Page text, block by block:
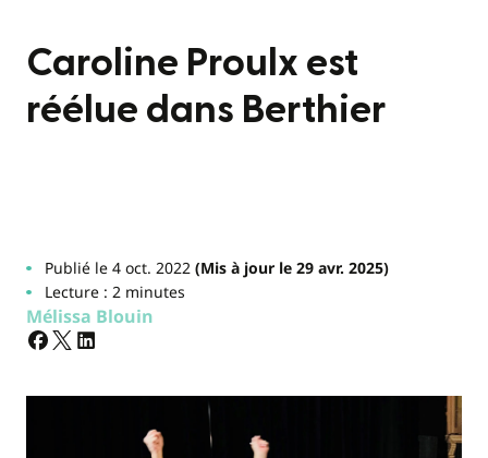
Caroline Proulx est
réélue dans Berthier
Publié le 4 oct. 2022(Mis à jour le 29 avr. 2025)
Lecture : 2 minutes
Mélissa Blouin